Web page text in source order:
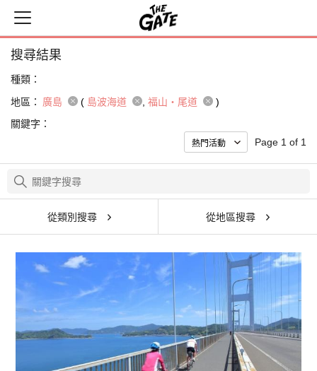
搜尋結果
種類：
地區：
廣島 ( 島波海道 福山・尾道
)
關鍵字：
Page 1 of 1
從類別搜尋 從地區搜尋